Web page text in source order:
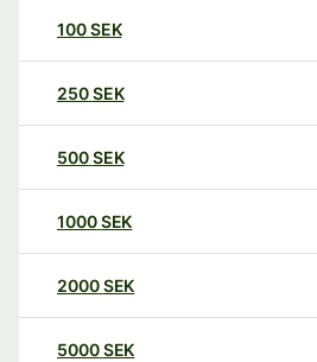
100SEK
250SEK
500SEK
1000SEK
2000SEK
5000SEK